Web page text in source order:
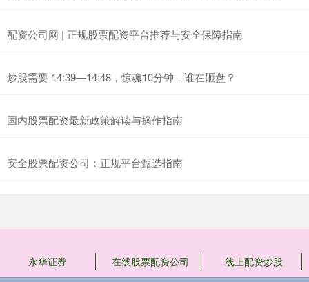
配资公司网 | 正规股票配资平台推荐与安全保障指南
炒股需要 14:39—14:48，惊魂10分钟，谁在砸盘？
国内股票配资最新政策解读与操作指南
安全股票配资公司：正规平台甄选指南
永华证券 在线股票配资公司 线上配资炒股